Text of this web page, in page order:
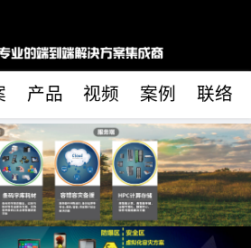
产品 视频 案例 联络